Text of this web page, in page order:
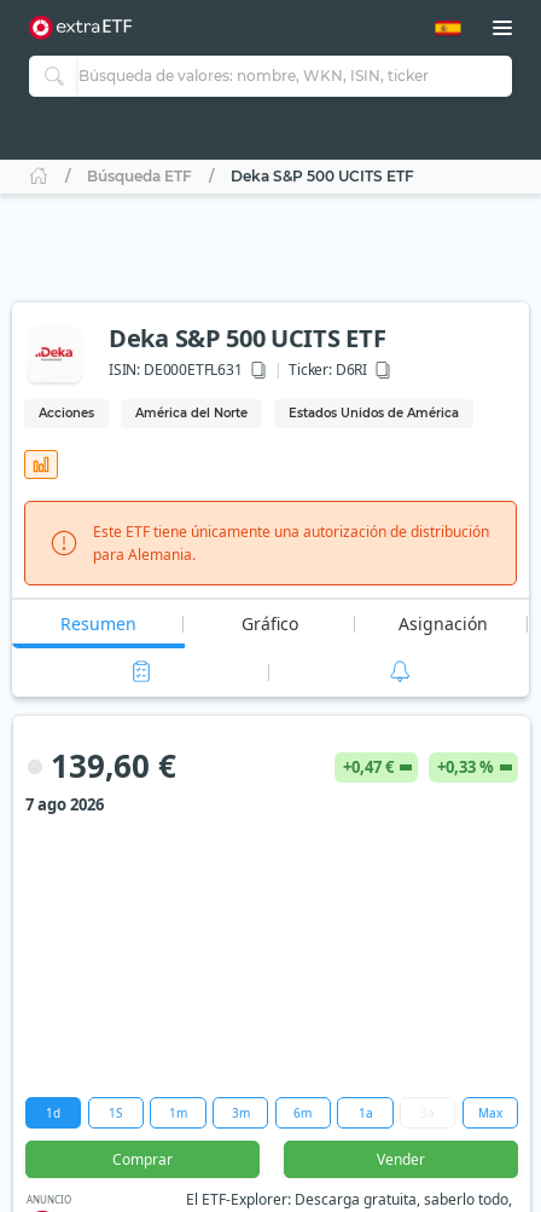
Búsqueda ETF Deka S&P 500 UCITS ETF
Deka S&P 500 UCITS ETF
ISIN: DE000ETFL631 Ticker:D6RI
Acciones América del Norte Estados Unidos de América
Este ETF tiene únicamente una autorización de distribución
para Alemania.
Resumen Gráfico Asignación
139,60 € +0,47 €
+0,33 %
7 ago 2026
1d 1S 1m 3m 6m 1a Max
Comprar Vender
ANUNCIO
El ETF-Explorer: Descarga gratuita, saberlo todo,